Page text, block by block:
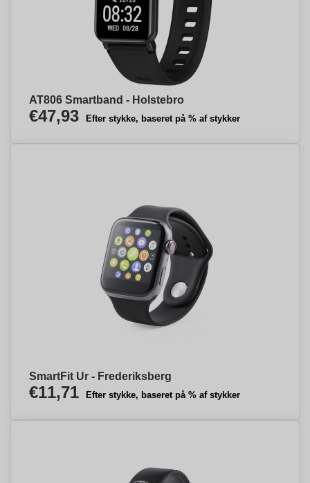
AT806 Smartband - Holstebro
€47,93 Efter stykke, baseret på % af stykker
SmartFit Ur - Frederiksberg
€11,71 Efter stykke, baseret på % af stykker